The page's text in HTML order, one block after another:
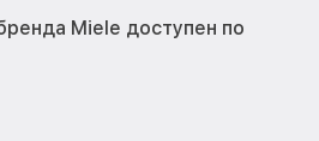
Miele доступен по